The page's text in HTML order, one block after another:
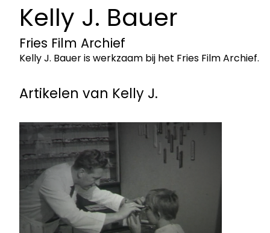
Kelly J. Bauer
Fries Film Archief
Kelly J. Bauer is werkzaam bij het Fries Film Archief.
Artikelen van Kelly J.